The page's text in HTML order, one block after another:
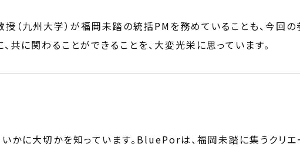
（九州大学）が福岡未踏の統括PMを務めていることも、今回
共に関わることができることを、大変光栄に思っています。
いかに大切かを知っています。BluePorは、福岡未踏に集うクリ